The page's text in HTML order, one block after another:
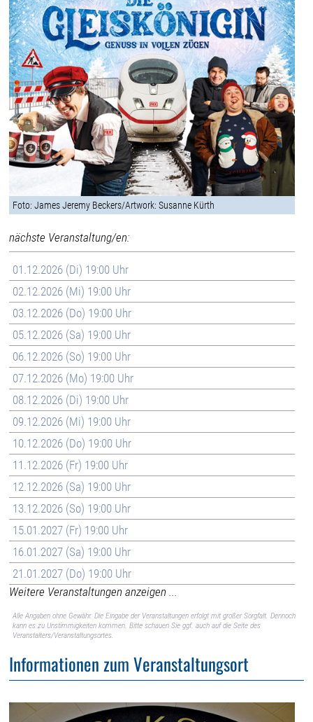
Foto: James Jeremy Beckers/Artwork: Susanne Kürth
nächste Veranstaltung/en:
01.12.2026 (Di) 19:00 Uhr
02.12.2026 (Mi) 19:00 Uhr
03.12.2026 (Do) 19:00 Uhr
05.12.2026 (Sa) 19:00 Uhr
06.12.2026 (So) 19:00 Uhr
07.12.2026 (Mo) 19:00 Uhr
08.12.2026 (Di) 19:00 Uhr
09.12.2026 (Mi) 19:00 Uhr
10.12.2026 (Do) 19:00 Uhr
11.12.2026 (Fr) 19:00 Uhr
12.12.2026 (Sa) 19:00 Uhr
13.12.2026 (So) 19:00 Uhr
15.01.2027 (Fr) 19:00 Uhr
16.01.2027 (Sa) 19:00 Uhr
21.01.2027 (Do) 19:00 Uhr
Weitere Veranstaltungen anzeigen ...
Alle Angaben ohne Gewähr. Die Eingabe der Veranstaltungen erfolgt mit großer Sorgfalt. Dennoch
kann es zu Unstimmigkeiten kommen. Bitte schauen Sie ggf. auch auf die Seite des
Veranstalters/Veranstaltungsortes.
Informationen zum Veranstaltungsort